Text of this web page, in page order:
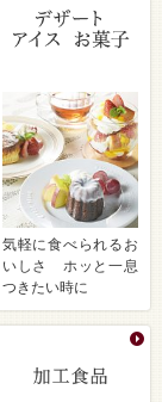
気軽に食べられるお
いしさ ホッと一息
つきたい時に